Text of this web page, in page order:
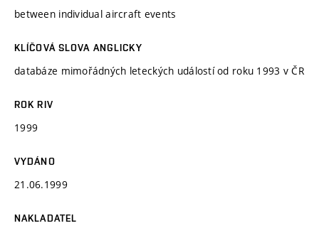
between individual aircraft events
KLÍČOVÁ SLOVA ANGLICKY
databáze mimořádných leteckých událostí od roku 1993 v ČR
ROK RIV
1999
VYDÁNO
21.06.1999
NAKLADATEL